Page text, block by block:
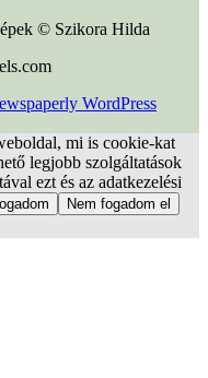
© Szikora Hilda
WordPress
mi is cookie-kat
legjobb szolgáltatások
ezt és az adatkezelési
Nem fogadom el